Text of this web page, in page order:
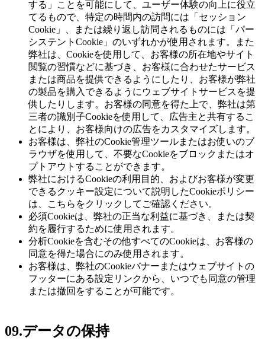
する」ことを可能にして、ユーザー体験の向上に役立
てるもので、特定の時間内の訪問には「セッション
Cookie」、または繰り返し訪問されるものには「パー
システントCookie」のいずれかが使用されます。また
弊社は、Cookieを使用して、お客様の所在地やサイト
閲覧の習慣などに基づき、お客様に合わせたサービス
または商品を提供できるようにしたり、お客様が弊社
の製品を購入できるようにウェブサイトサービスを提
供したりします。お客様の同意を得た上で、弊社は第
三者の識別子Cookieを使用して、広告主と共有するこ
とにより、お客様向けの広告をカスタマイズします。
お客様は、弊社のCookie管理ツールまたはお使いのブ
ラウザを使用して、不要なCookieをブロックまたはオ
プトアウトすることができます。
弊社におけるCookieの利用目的、およびお客様が変更
できるクッキー設定について説明したCookieポリシー
は、こちらをクリックしてご確認ください。
必須Cookieは、弊社の正当な利益に基づき、または契
約を履行するために使用されます。
分析Cookieを含むその他すべてのCookieは、お客様の
同意を得た場合にのみ使用されます。
お客様は、弊社のCookieバナーまたはウェブサイトの
フッターにある設定リンクから、いつでも同意の管理
または撤回をすることが可能です。
09.データの保持